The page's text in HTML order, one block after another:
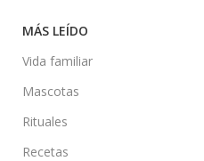
MÁS LEÍDO
Vida familiar
Mascotas
Rituales
Recetas